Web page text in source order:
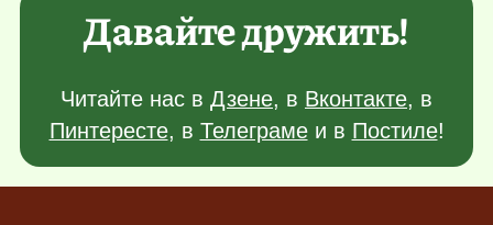
Давайте дружить!
Читайте нас в Дзене, в Вконтакте, в
Пинтересте, в Телеграмеи в Постиле!